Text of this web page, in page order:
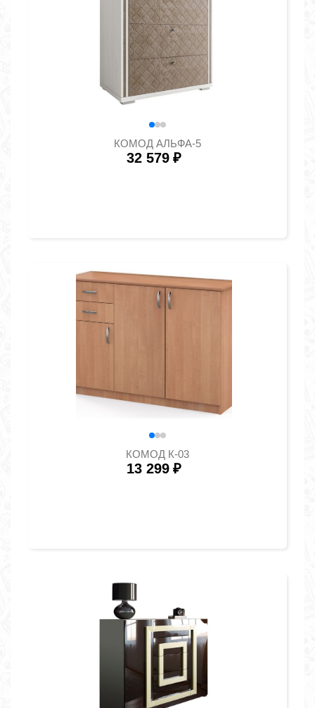
КОМОД АЛЬФА-5
32 579 ₽
КОМОД К-03
13 299 ₽